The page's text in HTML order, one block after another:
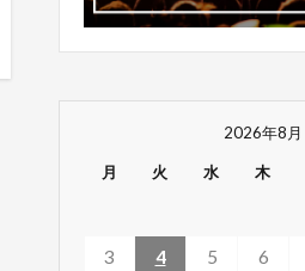
2026年8月
月 火 水 木
3
4 5 6